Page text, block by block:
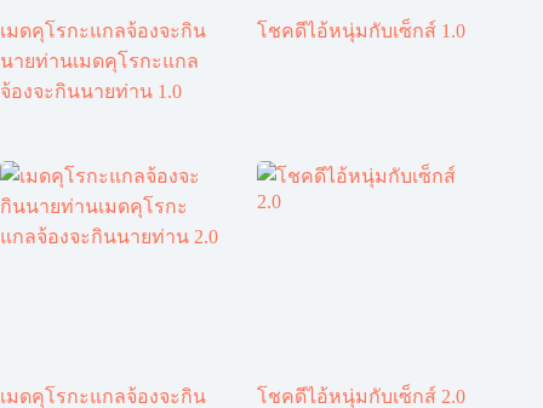
เมดคุโรกะแกลจ้องจะกิน
นายท่านเมดคุโรกะแกล
จ้องจะกินนายท่าน 1.0
โชคดีไอ้หนุ่มกับเซ็กส์ 1.0
เมดคุโรกะแกลจ้องจะกิน
โชคดีไอ้หนุ่มกับเซ็กส์ 2.0